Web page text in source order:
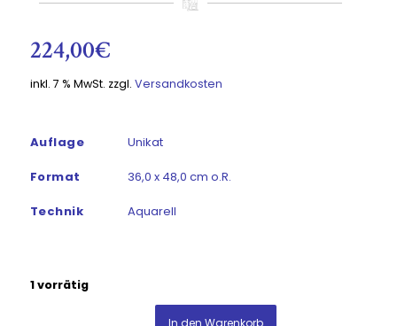
224,00€
inkl. 7 % MwSt. zzgl. Versandkosten
Auflage Unikat
Format 36,0 x 48,0 cm o.R.
Technik Aquarell
1 vorrätig
In den Warenkorb